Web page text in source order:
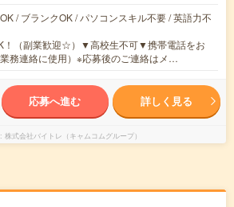
/ ブランクOK / パソコンスキル不要 / 英語力不
！（副業歓迎☆）▼高校生不可▼携帯電話をお
務連絡に使用）※応募後のご連絡はメ…
応募へ進む 詳しく見る
株式会社バイトレ（キャムコムグループ）